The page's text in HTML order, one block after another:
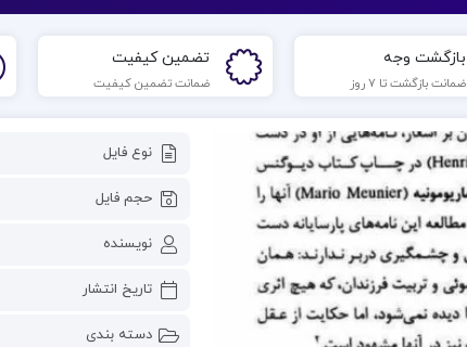
بازگشت وجه
ضمانت بازگشت تا 7 روز
تضمین کیفیت
ضمانت تضمین کیفیت
نوع فایل
حجم فایل
نویسنده
تاریخ انتشار
دسته بندی